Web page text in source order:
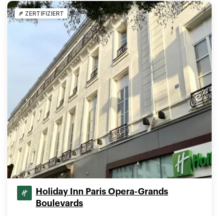
ZERTIFIZIERT
Holiday Inn Paris Opera-Grands
Boulevards